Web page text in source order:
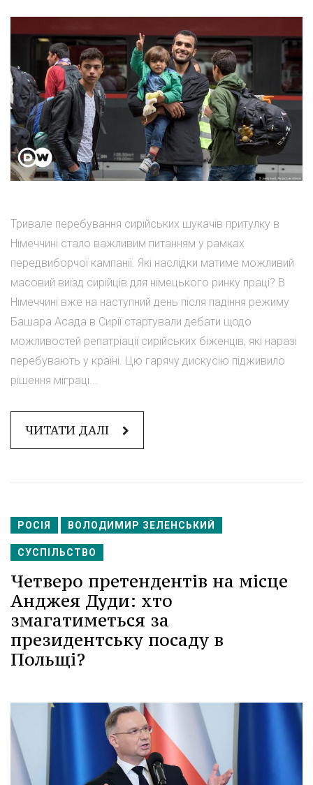
Тривале перебування сирійських шукачів притулку в
Німеччині стало важливим питанням у рамках
передвиборчої кампанії. Які наслідки матиме можливий
масовий виїзд сирійців для німецького ринку праці? В
Німеччині вже на наступний день після падіння режиму
Башара Асада в Сирії стартували дебати щодо
можливостей репатріації сирійських біженців, які наразі
перебувають у країні. Цю гарячу дискусію підживило
рішення міграці...
ЧИТАТИ ДАЛІ
РОСІЯ ВОЛОДИМИР ЗЕЛЕНСЬКИЙ
СУСПІЛЬСТВО
Четверо претендентів на місце
Анджея Дуди: хто
змагатиметься за
президентську посаду в
Польщі?